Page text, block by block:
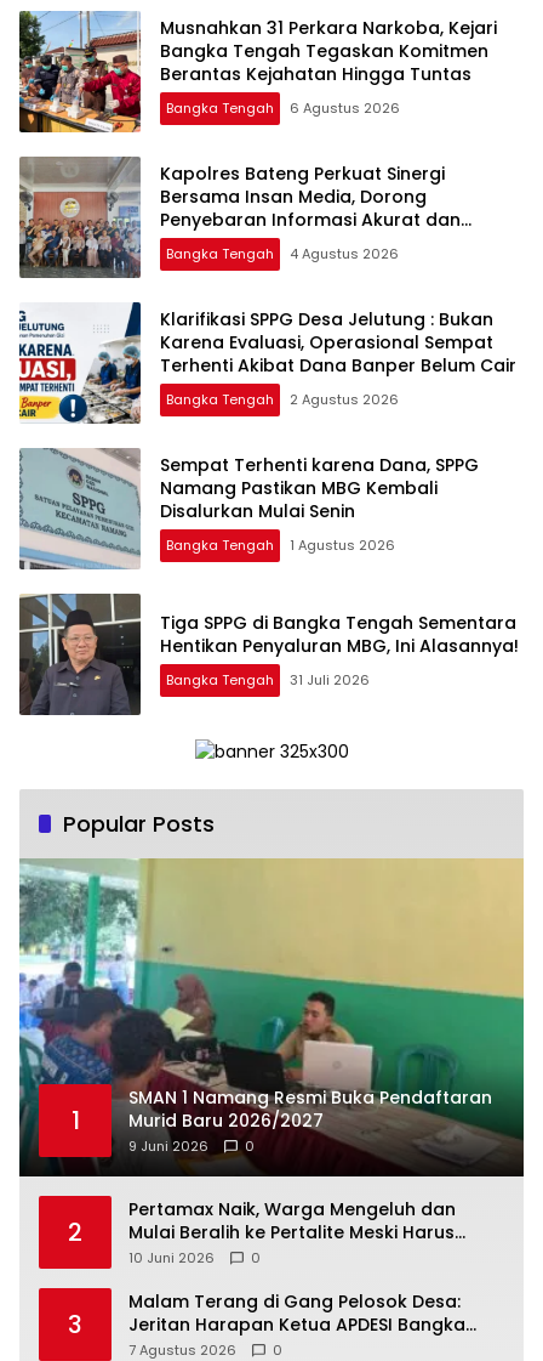
Musnahkan 31 Perkara Narkoba, Kejari
Bangka Tengah Tegaskan Komitmen
Berantas Kejahatan Hingga Tuntas
Bangka Tengah 6 Agustus 2026
‎Kapolres Bateng Perkuat Sinergi
Bersama Insan Media, Dorong
Penyebaran Informasi Akurat dan
Layanan Polri 110
Bangka Tengah 4 Agustus 2026
‎Klarifikasi SPPG Desa Jelutung : Bukan
Karena Evaluasi, Operasional Sempat
Terhenti Akibat Dana Banper Belum Cair
Bangka Tengah 2 Agustus 2026
‎Sempat Terhenti karena Dana, SPPG
Namang Pastikan MBG Kembali
Disalurkan Mulai Senin
Bangka Tengah 1 Agustus 2026
‎Tiga SPPG di Bangka Tengah Sementara
Bangka Tengah 31 Juli 2026
Popular Posts
1
SMAN 1 Namang Resmi Buka Pendaftaran
Murid Baru 2026/2027
9 Juni 2026 0
2
‎Pertamax Naik, Warga Mengeluh dan
Mulai Beralih ke Pertalite Meski Harus
10 Juni 2026 0
3
Malam Terang di Gang Pelosok Desa:
Jeritan Harapan Ketua APDESI Bangka
Tengah untuk PLN Babel
7 Agustus 2026 0